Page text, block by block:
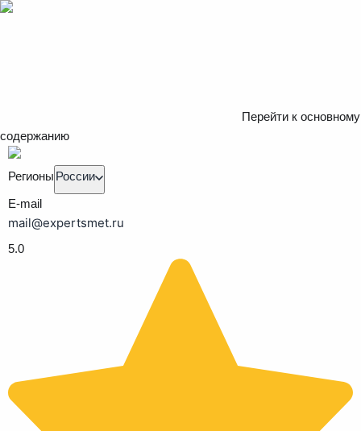
Перейти к основному
содержанию
Регионы России
E-mail
mail@expertsmet.ru
5.0